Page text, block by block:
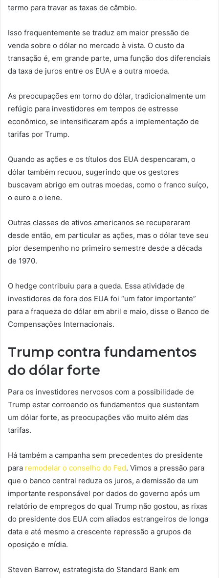
termo para travar as taxas de câmbio.
Isso frequentemente se traduz em maior pressão de
venda sobre o dólar no mercado à vista. O custo da
transação é, em grande parte, uma função dos diferenciais
da taxa de juros entre os EUA e a outra moeda.
As preocupações em torno do dólar, tradicionalmente um
refúgio para investidores em tempos de estresse
econômico, se intensificaram após a implementação de
tarifas por Trump.
Quando as ações e os títulos dos EUA despencaram, o
dólar também recuou, sugerindo que os gestores
buscavam abrigo em outras moedas, como o franco suíço,
o euro e o iene.
Outras classes de ativos americanos se recuperaram
desde então, em particular as ações, mas o dólar teve seu
pior desempenho no primeiro semestre desde a década
de 1970.
O hedge contribuiu para a queda. Essa atividade de
investidores de fora dos EUA foi “um fator importante”
para a fraqueza do dólar em abril e maio, disse o Banco de
Compensações Internacionais.
Trump contra fundamentos
do dólar forte
Para os investidores nervosos com a possibilidade de
Trump estar corroendo os fundamentos que sustentam
um dólar forte, as preocupações vão muito além das
tarifas.
Há também a campanha sem precedentes do presidente
para remodelar o conselho do Fed. Vimos a pressão para
que o banco central reduza os juros, a demissão de um
importante responsável por dados do governo após um
relatório de empregos do qual Trump não gostou, as rixas
do presidente dos EUA com aliados estrangeiros de longa
data e até mesmo a crescente repressão a grupos de
oposição e mídia.
Steven Barrow, estrategista do Standard Bank em